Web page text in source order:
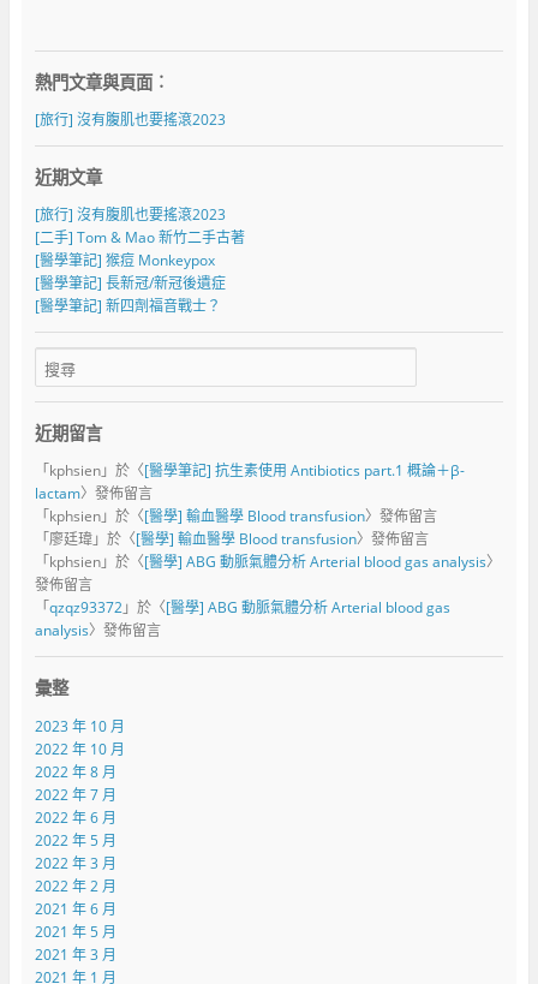
熱門文章與頁面︰
[旅行] 沒有腹肌也要搖滾2023
近期文章
[旅行] 沒有腹肌也要搖滾2023
[二手] Tom & Mao 新竹二手古著
[醫學筆記] 猴痘 Monkeypox
[醫學筆記] 長新冠/新冠後遺症
[醫學筆記] 新四劑福音戰士？
近期留言
「kphsien」於〈[醫學筆記] 抗生素使用 Antibiotics part.1 概論＋β-
lactam〉發佈留言
「kphsien」於〈[醫學] 輸血醫學 Blood transfusion〉發佈留言
「廖廷瑋」於〈[醫學] 輸血醫學 Blood transfusion〉發佈留言
「kphsien」於〈[醫學] ABG 動脈氣體分析 Arterial blood gas analysis〉
發佈留言
「qzqz93372」於〈[醫學] ABG 動脈氣體分析 Arterial blood gas
analysis〉發佈留言
彙整
2023 年 10 月
2022 年 10 月
2022 年 8 月
2022 年 7 月
2022 年 6 月
2022 年 5 月
2022 年 3 月
2022 年 2 月
2021 年 6 月
2021 年 5 月
2021 年 3 月
2021 年 1 月